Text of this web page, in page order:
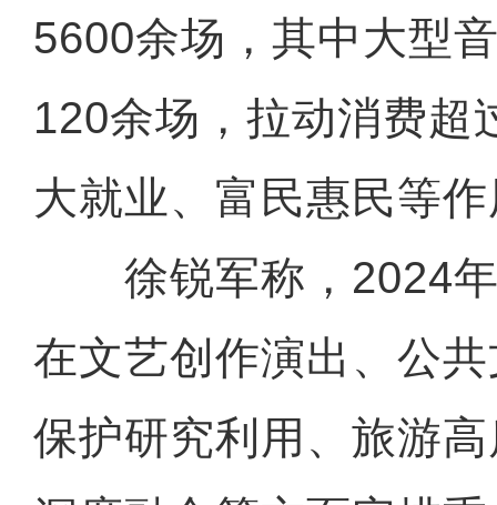
5600余场，其中大型
120余场，拉动消费超
大就业、富民惠民等
徐锐军称，2024年
在文艺创作演出、公
保护研究利用、旅游